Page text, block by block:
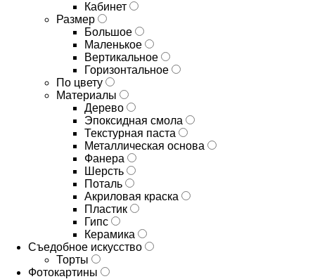
Кабинет
Размер
Большое
Маленькое
Вертикальное
Горизонтальное
По цвету
Материалы
Дерево
Эпоксидная смола
Текстурная паста
Металлическая основа
Фанера
Шерсть
Поталь
Акриловая краска
Пластик
Гипс
Керамика
Съедобное искусство
Торты
Фотокартины